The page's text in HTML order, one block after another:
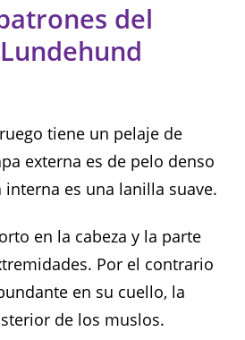
del
tiene un pelaje de
externa es de pelo denso
interna es una lanilla suave.
en la cabeza y la parte
Por el contrario
en su cuello, la
de los muslos.